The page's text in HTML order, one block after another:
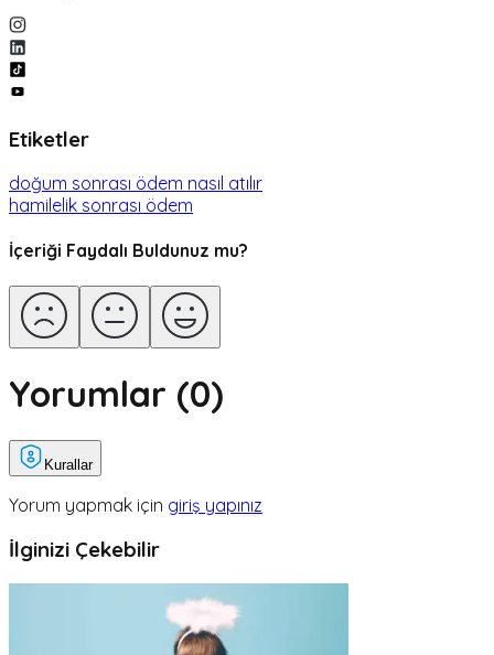
Etiketler
doğum sonrası ödem nasıl atılır
hamilelik sonrası ödem
İçeriği Faydalı Buldunuz mu?
Yorumlar (0)
Kurallar
Yorum yapmak için giriş yapınız
İlginizi Çekebilir